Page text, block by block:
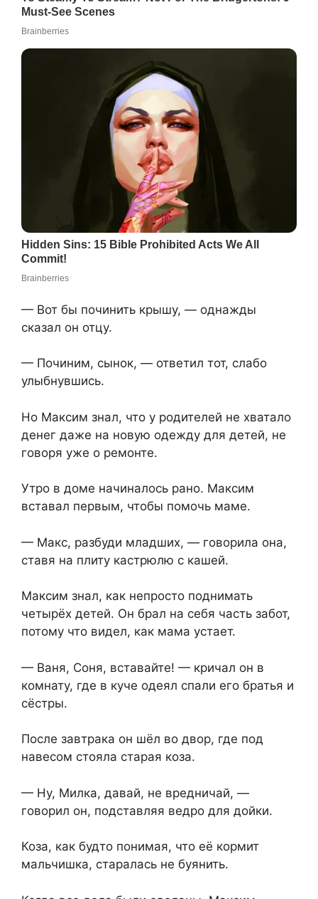
— Вот бы починить крышу, — однажды
сказал он отцу.
— Починим, сынок, — ответил тот, слабо
улыбнувшись.
Но Максим знал, что у родителей не хватало
денег даже на новую одежду для детей, не
говоря уже о ремонте.
Утро в доме начиналось рано. Максим
вставал первым, чтобы помочь маме.
— Макс, разбуди младших, — говорила она,
ставя на плиту кастрюлю с кашей.
Максим знал, как непросто поднимать
четырёх детей. Он брал на себя часть забот,
потому что видел, как мама устает.
— Ваня, Соня, вставайте! — кричал он в
комнату, где в куче одеял спали его братья и
сёстры.
После завтрака он шёл во двор, где под
навесом стояла старая коза.
— Ну, Милка, давай, не вредничай, —
говорил он, подставляя ведро для дойки.
Коза, как будто понимая, что её кормит
мальчишка, старалась не буянить.